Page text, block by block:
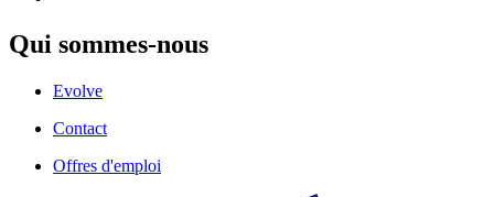
Qui sommes-nous
Evolve
Contact
Offres d'emploi